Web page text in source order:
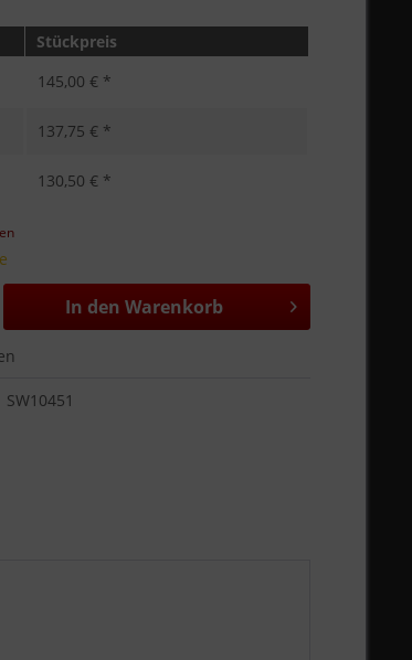
Stückpreis
145,00 € *
137,75 € *
130,50 € *
In den Warenkorb
SW10451